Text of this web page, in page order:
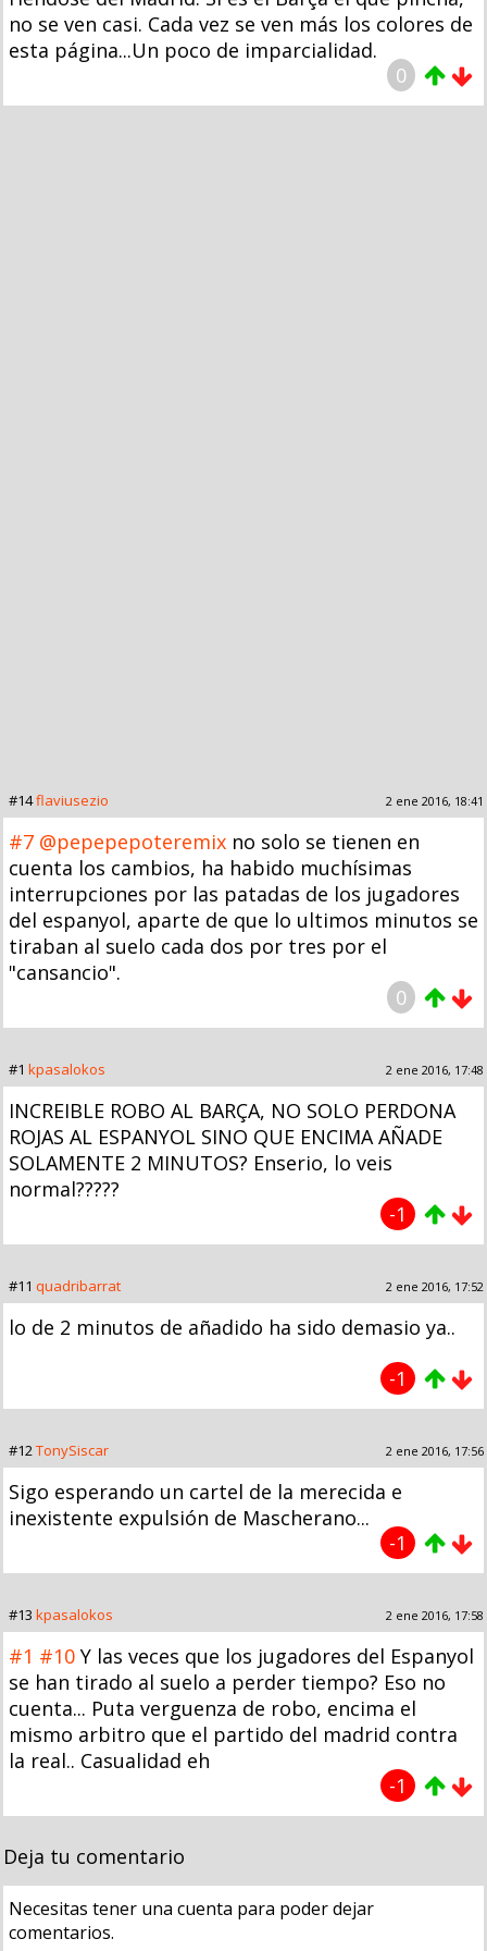
no se ven casi. Cada vez se ven más los colores de
esta página...Un poco de imparcialidad.
0
#14flaviusezio 2 ene 2016, 18:41
#7 @pepepepoteremix no solo se tienen en
cuenta los cambios, ha habido muchísimas
interrupciones por las patadas de los jugadores
del espanyol, aparte de que lo ultimos minutos se
tiraban al suelo cada dos por tres por el
"cansancio".
0
#1 kpasalokos 2 ene 2016, 17:48
INCREIBLE ROBO AL BARÇA, NO SOLO PERDONA
ROJAS AL ESPANYOL SINO QUE ENCIMA AÑADE
SOLAMENTE 2 MINUTOS? Enserio, lo veis
normal?????
-1
#11 quadribarrat 2 ene 2016, 17:52
lo de 2 minutos de añadido ha sido demasio ya..
-1
#12TonySiscar 2 ene 2016, 17:56
Sigo esperando un cartel de la merecida e
inexistente expulsión de Mascherano...
-1
#13 kpasalokos 2 ene 2016, 17:58
#1 #10 Y las veces que los jugadores del Espanyol
se han tirado al suelo a perder tiempo? Eso no
cuenta... Puta verguenza de robo, encima el
mismo arbitro que el partido del madrid contra
la real.. Casualidad eh
-1
Deja tu comentario
Necesitas tener una cuenta para poder dejar
comentarios.